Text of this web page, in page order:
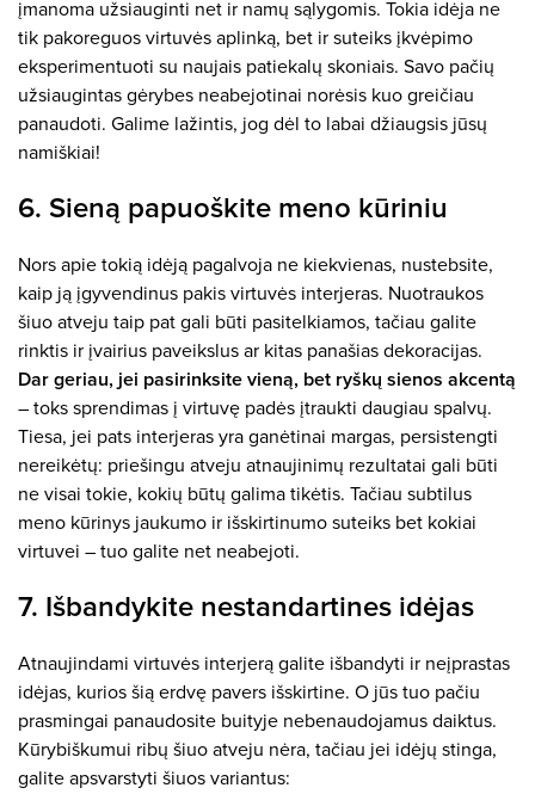
įmanoma užsiauginti net ir namų sąlygomis. Tokia idėja ne
tik pakoreguos virtuvės aplinką, bet ir suteiks įkvėpimo
eksperimentuoti su naujais patiekalų skoniais. Savo pačių
užsiaugintas gėrybes neabejotinai norėsis kuo greičiau
panaudoti. Galime lažintis, jog dėl to labai džiaugsis jūsų
namiškiai!
6. Sieną papuoškite meno kūriniu
Nors apie tokią idėją pagalvoja ne kiekvienas, nustebsite,
kaip ją įgyvendinus pakis virtuvės interjeras. Nuotraukos
šiuo atveju taip pat gali būti pasitelkiamos, tačiau galite
rinktis ir įvairius paveikslus ar kitas panašias dekoracijas.
Dar geriau, jei pasirinksite vieną, bet ryškų sienos akcentą
– toks sprendimas į virtuvę padės įtraukti daugiau spalvų.
Tiesa, jei pats interjeras yra ganėtinai margas, persistengti
nereikėtų: priešingu atveju atnaujinimų rezultatai gali būti
ne visai tokie, kokių būtų galima tikėtis. Tačiau subtilus
meno kūrinys jaukumo ir išskirtinumo suteiks bet kokiai
virtuvei – tuo galite net neabejoti.
7. Išbandykite nestandartines idėjas
Atnaujindami virtuvės interjerą galite išbandyti ir neįprastas
idėjas, kurios šią erdvę pavers išskirtine. O jūs tuo pačiu
prasmingai panaudosite buityje nebenaudojamus daiktus.
Kūrybiškumui ribų šiuo atveju nėra, tačiau jei idėjų stinga,
galite apsvarstyti šiuos variantus: